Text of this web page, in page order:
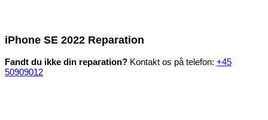
iPhone SE 2022 Reparation
Fandt du ikke din reparation? Kontakt os på telefon: +45
50909012